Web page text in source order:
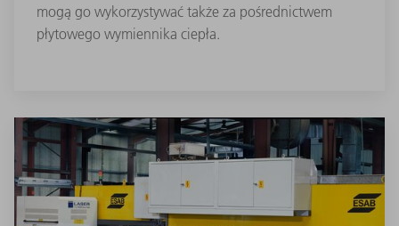
mogą go wykorzystywać także za pośrednictwem
płytowego wymiennika ciepła.